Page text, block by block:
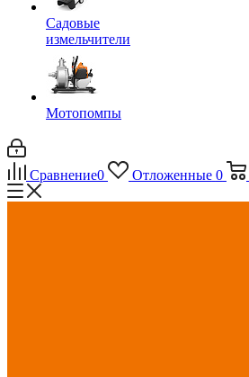
Садовые
измельчители
Мотопомпы
Сравнение0 Отложенные 0